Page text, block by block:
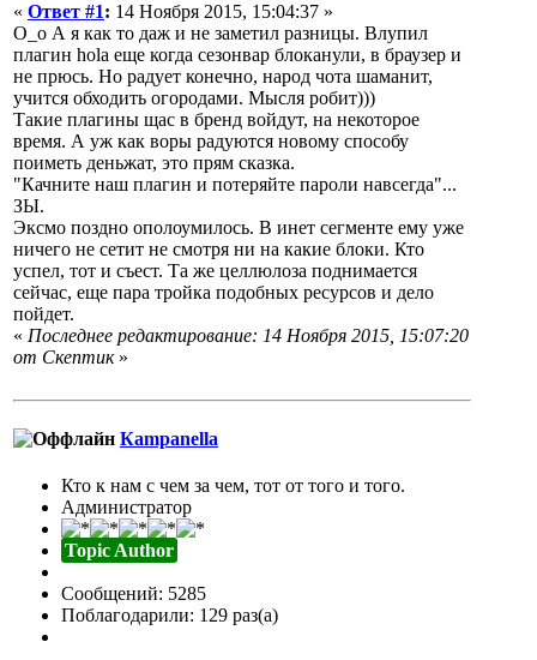
« Ответ #1: 14 Ноября 2015, 15:04:37 »
О_о А я как то даж и не заметил разницы. Влупил
плагин hola еще когда сезонвар блоканули, в браузер и
не прюсь. Но радует конечно, народ чота шаманит,
учится обходить огородами. Мысля робит)))
Такие плагины щас в бренд войдут, на некоторое
время. А уж как воры радуются новому способу
поиметь деньжат, это прям сказка.
"Качните наш плагин и потеряйте пароли навсегда"...
ЗЫ.
Эксмо поздно ополоумилось. В инет сегменте ему уже
ничего не сетит не смотря ни на какие блоки. Кто
успел, тот и съест. Та же целлюлоза поднимается
сейчас, еще пара тройка подобных ресурсов и дело
пойдет.
« Последнее редактирование: 14 Ноября 2015, 15:07:20
от Скептик»
Кampanella
Кто к нам с чем за чем, тот от того и того.
Администратор
Topic Author
Сообщений: 5285
Поблагодарили: 129 раз(а)